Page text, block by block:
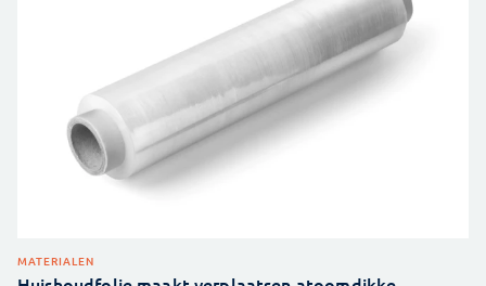
MATERIALEN